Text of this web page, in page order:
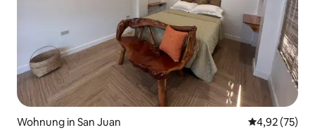
Wohnung in San Juan
4,92 (75)